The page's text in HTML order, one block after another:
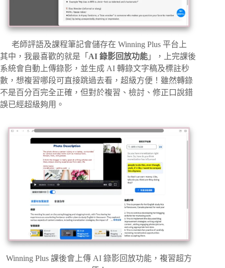
老師評語及課程筆記會儲存在 Winning Plus 平台上
其中，我最喜歡的就是「 AI 錄影回放功能 」，上完課後
系統會自動上傳錄影，並生成 AI 轉錄文字稿及標註秒
數，想複習哪段可直接跳過去看，超級方便！雖然轉錄
不是百分百完全正確，但對於複習、檢討、修正口說錯
誤已經超級夠用。
Winning Plus 課後會上傳 AI 錄影回放功能，複習超方